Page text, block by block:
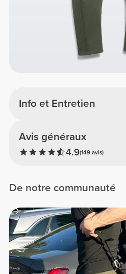
Info et Entretien
Avis généraux
4.9(149 avis)
De notre communauté